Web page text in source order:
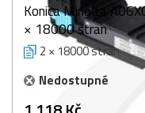
Konica Minolta
× 18000 stran
2 × 18000 stran
Nedostupné